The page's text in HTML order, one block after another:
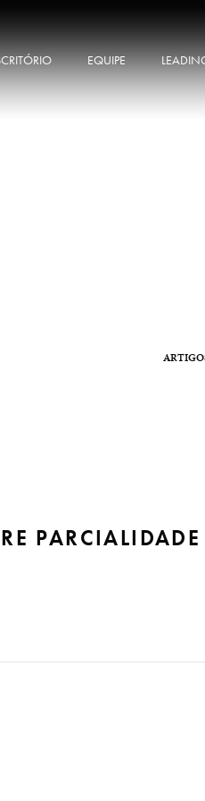
EQUIPE